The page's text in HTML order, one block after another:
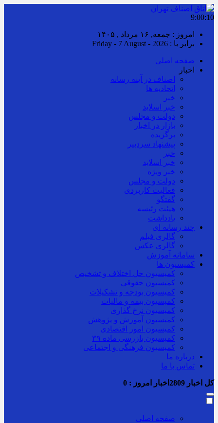
9:00:10
امروز : جمعه, ۱۶ مرداد , ۱۴۰۵
برابر با : Friday - 7 August - 2026
صفحه اصلی
اخبار
اصناف در آینه رسانه
اتحادیه ها
خبر
خبر اسلايد
دولت و مجلس
بازار در اخبار
برگزیده
پیشنهاد سردبیر
خبر
خبر اسلايد
خبر ویژه
دولت و مجلس
فعالیت کاربردی
گفتگو
هیئت رئیسه
یادداشت
چند رسانه ای
گالری فیلم
گالری عکس
سامانه آموزش
کمیسیون ها
کمیسیون حل اختلاف و تشخیص
کمیسیون حقوقی
کمیسیون بودجه و تشکیلات
کمیسیون بیمه و مالیات
کمیسیون نرخ گذاری
کمیسیون آموزش و پژوهش
کمیسیون امور اقتصادی
کمیسیون بازرسی ماده ۳۹
کمیسیون فرهنگی و اجتماعی
درباره ما
تماس با ما
کل اخبار اخبار امروز : 0
صفحه اصلی